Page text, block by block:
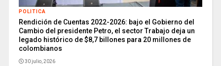
POLITICA
Rendición de Cuentas 2022-2026: bajo el Gobierno del
Cambio del presidente Petro, el sector Trabajo deja un
legado histórico de $8,7 billones para 20 millones de
colombianos
30 julio, 2026